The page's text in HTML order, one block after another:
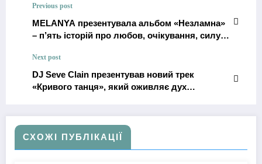
Previous post
MELANYA презентувала альбом «Незламна»
– п’ять історій про любов, очікування, силу і
Next post
DJ Seve Clain презентував новий трек
«Кривого танця», який оживляє дух
СХОЖІ ПУБЛІКАЦІЇ